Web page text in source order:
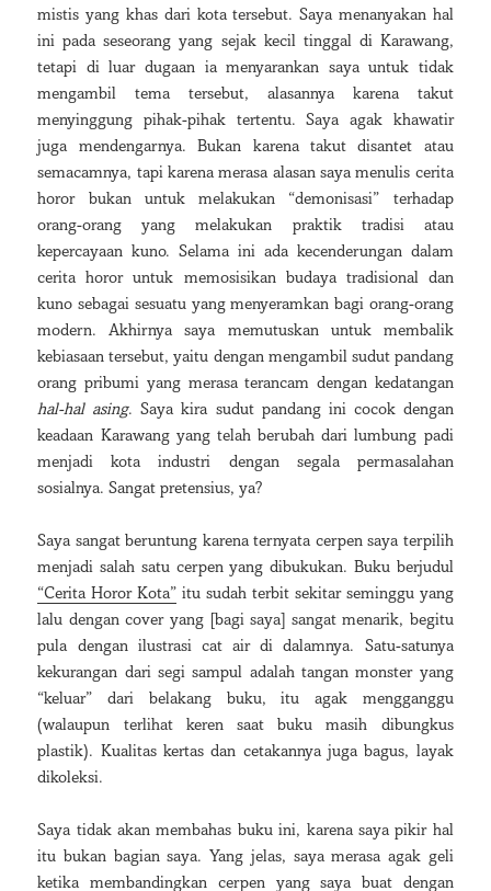
mistis yang khas dari kota tersebut. Saya menanyakan hal
ini pada seseorang yang sejak kecil tinggal di Karawang,
tetapi di luar dugaan ia menyarankan saya untuk tidak
mengambil tema tersebut, alasannya karena takut
menyinggung pihak-pihak tertentu. Saya agak khawatir
juga mendengarnya. Bukan karena takut disantet atau
semacamnya, tapi karena merasa alasan saya menulis cerita
horor bukan untuk melakukan “demonisasi” terhadap
orang-orang yang melakukan praktik tradisi atau
kepercayaan kuno. Selama ini ada kecenderungan dalam
cerita horor untuk memosisikan budaya tradisional dan
kuno sebagai sesuatu yang menyeramkan bagi orang-orang
modern. Akhirnya saya memutuskan untuk membalik
kebiasaan tersebut, yaitu dengan mengambil sudut pandang
orang pribumi yang merasa terancam dengan kedatangan
hal-hal asing. Saya kira sudut pandang ini cocok dengan
keadaan Karawang yang telah berubah dari lumbung padi
menjadi kota industri dengan segala permasalahan
sosialnya. Sangat pretensius, ya?
Saya sangat beruntung karena ternyata cerpen saya terpilih
menjadi salah satu cerpen yang dibukukan. Buku berjudul
“Cerita Horor Kota” itu sudah terbit sekitar seminggu yang
lalu dengan cover yang [bagi saya] sangat menarik, begitu
pula dengan ilustrasi cat air di dalamnya. Satu-satunya
kekurangan dari segi sampul adalah tangan monster yang
“keluar” dari belakang buku, itu agak mengganggu
(walaupun terlihat keren saat buku masih dibungkus
plastik). Kualitas kertas dan cetakannya juga bagus, layak
dikoleksi.
Saya tidak akan membahas buku ini, karena saya pikir hal
itu bukan bagian saya. Yang jelas, saya merasa agak geli
ketika membandingkan cerpen yang saya buat dengan